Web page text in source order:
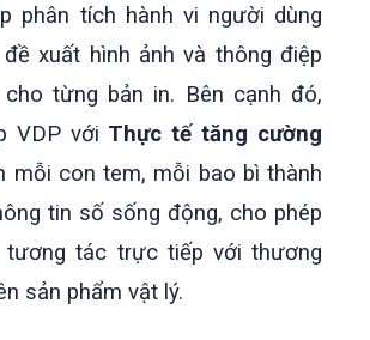
phân tích hành vi người dùng
xuất hình ảnh và thông điệp
từng bản in. Bên cạnh đó,
VDP với Thực tế tăng cường
mỗi con tem, mỗi bao bì thành
tin số sống động, cho phép
tương tác trực tiếp với thương
sản phẩm vật lý.